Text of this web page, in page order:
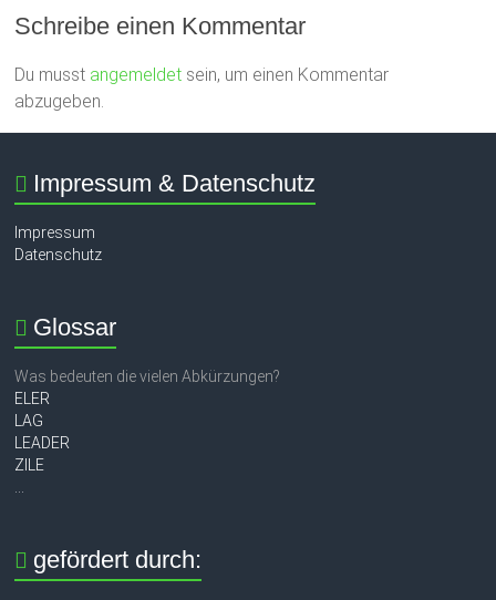
Schreibe einen Kommentar
Du musst angemeldet sein, um einen Kommentar
abzugeben.
Impressum & Datenschutz
Impressum
Datenschutz
Glossar
Was bedeuten die vielen Abkürzungen?
ELER
LAG
LEADER
ZILE
gefördert durch: